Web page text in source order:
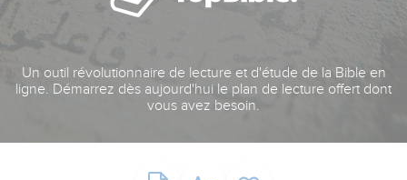
Un outil révolutionnaire de lecture et d'étude de la Bible en
ligne. Démarrez dès aujourd'hui le plan de lecture offert dont
vous avez besoin.